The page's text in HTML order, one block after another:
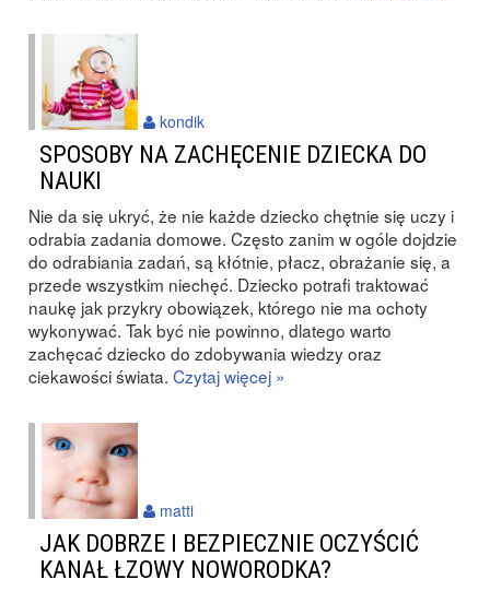
SPOSOBY NA ZACHĘCENIE DZIECKA DO
NAUKI
Nie da się ukryć, że nie każde dziecko chętnie się uczy i
odrabia zadania domowe. Często zanim w ogóle dojdzie
do odrabiania zadań, są kłótnie, płacz, obrażanie się, a
przede wszystkim niechęć. Dziecko potrafi traktować
naukę jak przykry obowiązek, którego nie ma ochoty
wykonywać. Tak być nie powinno, dlatego warto
zachęcać dziecko do zdobywania wiedzy oraz
ciekawości świata. Czytaj więcej »
kondik
JAK DOBRZE I BEZPIECZNIE OCZYŚCIĆ
KANAŁ ŁZOWY NOWORODKA?
matti